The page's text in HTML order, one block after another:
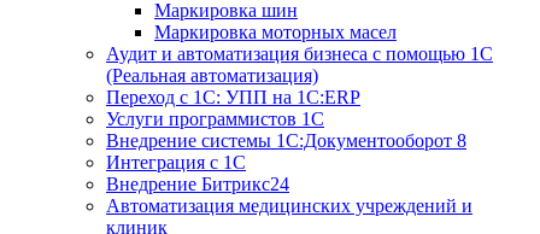
Маркировка шин
Маркировка моторных масел
Аудит и автоматизация бизнеса с помощью 1С
(Реальная автоматизация)
Переход с 1С: УПП на 1С:ERP
Услуги программистов 1С
Внедрение системы 1С:Документооборот 8
Интеграция с 1С
Внедрение Битрикс24
Автоматизация медицинских учреждений и
клиник